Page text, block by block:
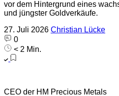
vor dem Hintergrund eines
und jüngster Goldverkäufe.
27. Juli 2026 Christian Lücke
0
< 2 Min.
CEO der HM Precious Metals